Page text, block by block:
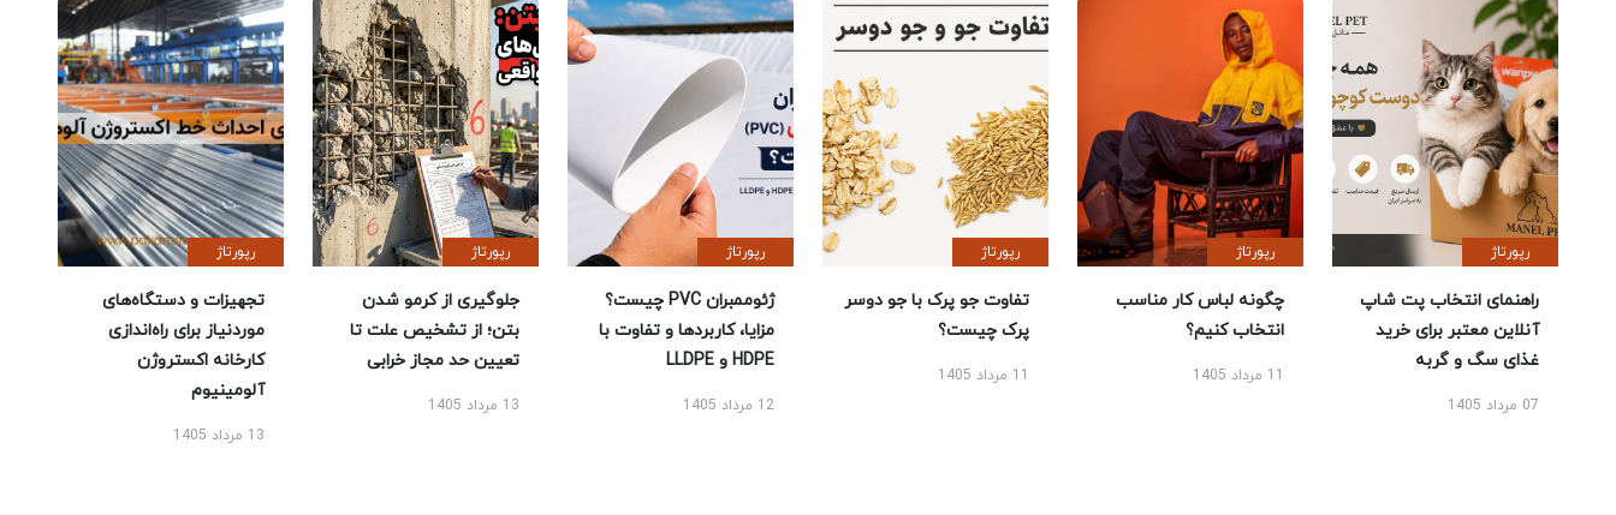
رپورتاژ
راهنمای انتخاب پت شاپ
آنلاین معتبر برای خرید
غذای سگ و گربه
07 مرداد 1405
رپورتاژ
چگونه لباس کار مناسب
انتخاب کنیم؟
11 مرداد 1405
رپورتاژ
تفاوت جو پرک با جو دوسر
پرک چیست؟
11 مرداد 1405
رپورتاژ
ژئوممبران PVC چیست؟
مزایا، کاربردها و تفاوت با
HDPE و LLDPE
12 مرداد 1405
رپورتاژ
جلوگیری از کرمو شدن
بتن؛ از تشخیص علت تا
تعیین حد مجاز خرابی
13 مرداد 1405
رپورتاژ
تجهیزات و دستگاه‌های
موردنیاز برای راه‌اندازی
کارخانه اکستروژن
آلومینیوم
13 مرداد 1405